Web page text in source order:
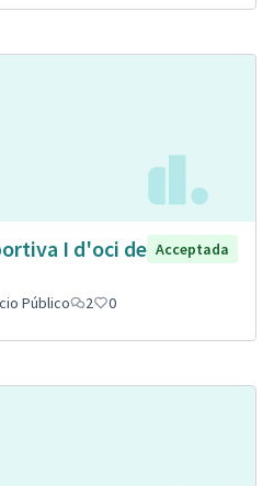
I d'oci de Acceptada
Público 2 0